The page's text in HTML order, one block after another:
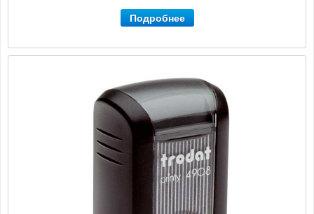
Подробнее